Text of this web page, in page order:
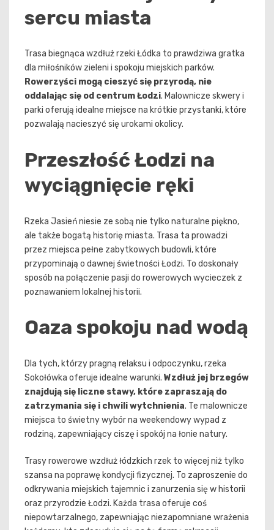
sercu miasta
Trasa biegnąca wzdłuż rzeki Łódka to prawdziwa gratka
dla miłośników zieleni i spokoju miejskich parków.
Rowerzyści mogą cieszyć się przyrodą, nie
oddalając się od centrum Łodzi. Malownicze skwery i
parki oferują idealne miejsce na krótkie przystanki, które
pozwalają nacieszyć się urokami okolicy.
Przeszłość Łodzi na
wyciągnięcie ręki
Rzeka Jasień niesie ze sobą nie tylko naturalne piękno,
ale także bogatą historię miasta. Trasa ta prowadzi
przez miejsca pełne zabytkowych budowli, które
przypominają o dawnej świetności Łodzi. To doskonały
sposób na połączenie pasji do rowerowych wycieczek z
poznawaniem lokalnej historii.
Oaza spokoju nad wodą
Dla tych, którzy pragną relaksu i odpoczynku, rzeka
Sokołówka oferuje idealne warunki. Wzdłuż jej brzegów
znajdują się liczne stawy, które zapraszają do
zatrzymania się i chwili wytchnienia. Te malownicze
miejsca to świetny wybór na weekendowy wypad z
rodziną, zapewniający ciszę i spokój na łonie natury.
Trasy rowerowe wzdłuż łódzkich rzek to więcej niż tylko
szansa na poprawę kondycji fizycznej. To zaproszenie do
odkrywania miejskich tajemnic i zanurzenia się w historii
oraz przyrodzie Łodzi. Każda trasa oferuje coś
niepowtarzalnego, zapewniając niezapomniane wrażenia